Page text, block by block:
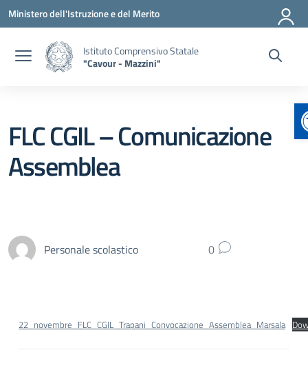
Vai ai contenuti
Vai al menu di navigazione
Vai al footer
Ministero dell'Istruzione e del Merito
Istituto Comprensivo Statale
"Cavour - Mazzini"
FLC CGIL – Comunicazione
Assemblea
Personale scolastico 0
22_novembre_FLC_CGIL_Trapani_Convocazione_Assemblea_Marsala